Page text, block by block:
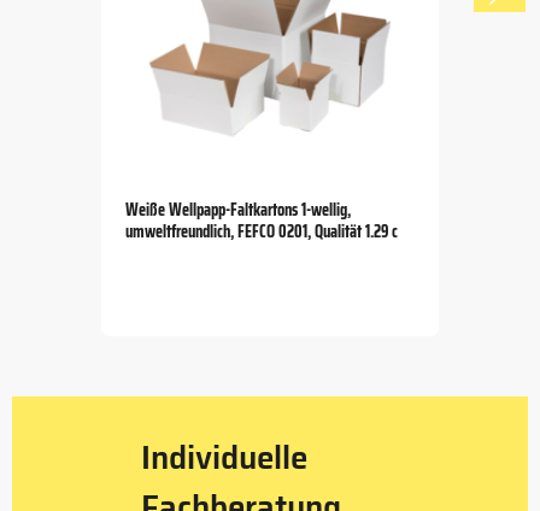
Weiße Wellpapp-Faltkartons 1-wellig,
umweltfreundlich, FEFCO 0201, Qualität 1.29 c
Individuelle